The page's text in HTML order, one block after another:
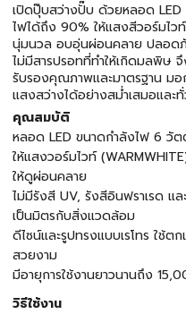
เปิดปุ๊บสว่างปั๊บ ด้วยหลอด
ไฟได้ถึง 90% ให้แสงสีวอร์มไว
นุ่มนวล อบอุ่นผ่อนคลาย ปลอด
ไม่มีสารปรอทที่ทำให้เกิดมลพิษ
รับรองคุณภาพและมาตรฐาน มอ
แสงสว่างได้อย่างสม่ำเสมอและ
คุณสมบัติ
หลอด LED ขนาดกำลังไฟ 6 วั
ให้แสงวอร์มไวท์
ให้ดูผ่อนคลาย
ไม่มีรังสี UV, รังสีอินฟราเรด แ
เป็นมิตรกับสิ่งแวดล้อม
ดีไซน์และรูปทรงแบบเรโทร ใช้
สวยงาม
มีอายุการใช้งานยาวนานถึง
วิธีใช้งาน